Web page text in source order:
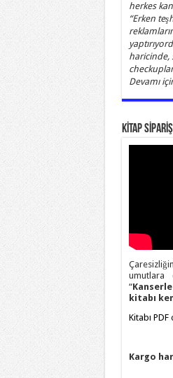
herkes
“Erken
haricinde,
Devamı
KİTAP
umutlara
“
kitabı
Kitabı
Kargo